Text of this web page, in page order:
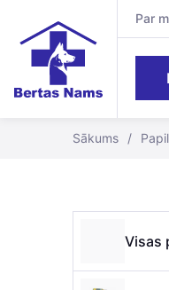
Par
Sākums /
Visas